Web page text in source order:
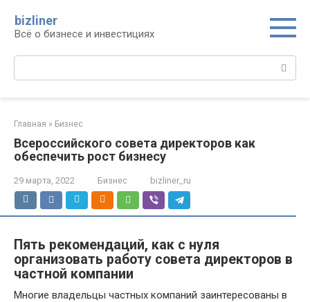
контенту
bizliner
Всё о бизнесе и инвестициях
Поиск:
Главная » Бизнес
Всероссийского совета директоров как
обеспечить рост бизнесу
29 марта, 2022 Бизнес bizliner_ru
Пять рекомендаций, как с нуля
организовать работу совета директоров в
частной компании
Многие владельцы частных компаний заинтересованы в